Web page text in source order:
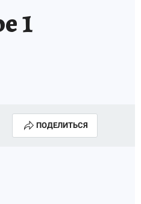
1
ПОДЕЛИТЬСЯ